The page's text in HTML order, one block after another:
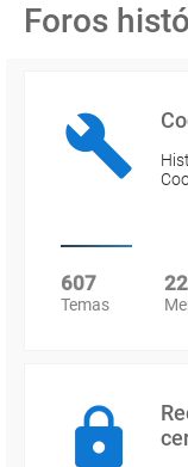
Foros
607
Temas